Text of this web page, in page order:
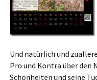
Und natürlich und
Pro und Kontra über den
Schönheiten und seine